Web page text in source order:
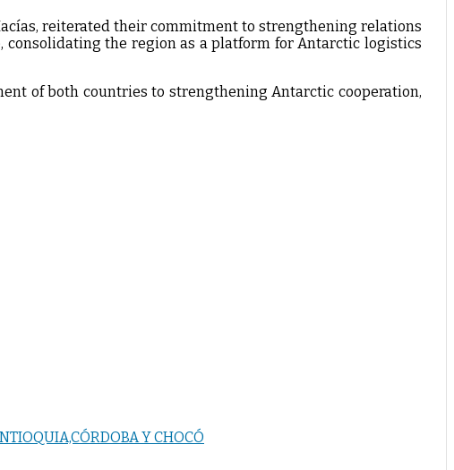
reiterated their commitment to strengthening relations
the region as a platform for Antarctic logistics
of both countries to strengthening Antarctic cooperation,
Y CHOCÓ